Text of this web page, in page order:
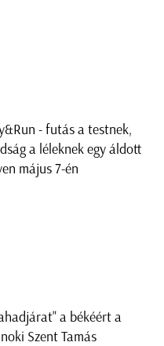
- futás a testnek,
a léleknek egy áldott
május 7-én
a békéért a
Szent Tamás